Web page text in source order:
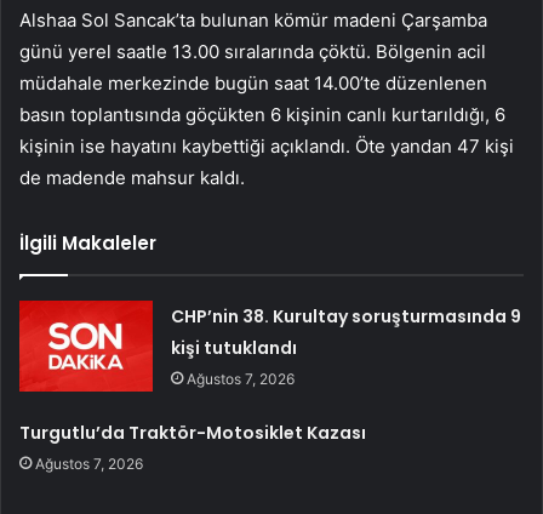
Alshaa Sol Sancak’ta bulunan kömür madeni Çarşamba
günü yerel saatle 13.00 sıralarında çöktü. Bölgenin acil
müdahale merkezinde bugün saat 14.00’te düzenlenen
basın toplantısında göçükten 6 kişinin canlı kurtarıldığı, 6
kişinin ise hayatını kaybettiği açıklandı. Öte yandan 47 kişi
de madende mahsur kaldı.
İlgili Makaleler
CHP’nin 38. Kurultay soruşturmasında 9
kişi tutuklandı
Ağustos 7, 2026
Turgutlu’da Traktör-Motosiklet Kazası
Ağustos 7, 2026